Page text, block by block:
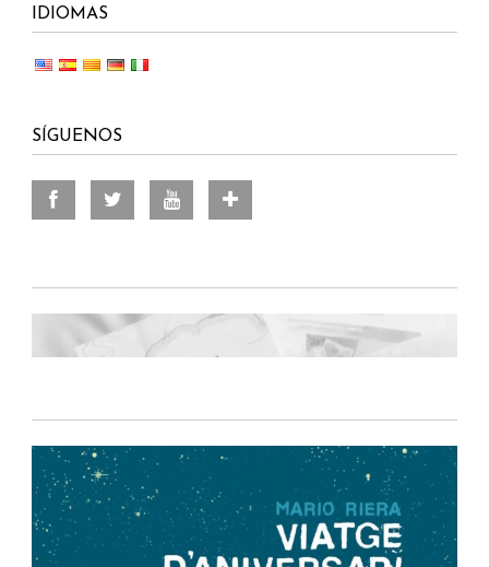
IDIOMAS
SÍGUENOS